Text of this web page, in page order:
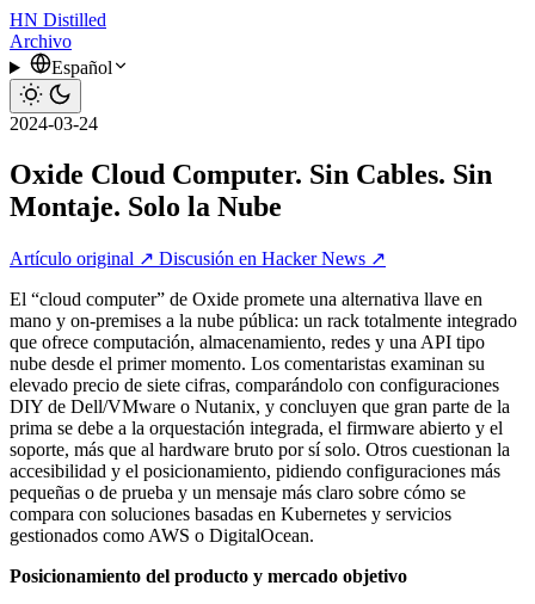
HN Distilled
Archivo
Español
2024-03-24
Oxide Cloud Computer. Sin Cables. Sin
Montaje. Solo la Nube
Artículo original ↗ Discusión en Hacker News ↗
El “cloud computer” de Oxide promete una alternativa llave en
mano y on‑premises a la nube pública: un rack totalmente integrado
que ofrece computación, almacenamiento, redes y una API tipo
nube desde el primer momento. Los comentaristas examinan su
elevado precio de siete cifras, comparándolo con configuraciones
DIY de Dell/VMware o Nutanix, y concluyen que gran parte de la
prima se debe a la orquestación integrada, el firmware abierto y el
soporte, más que al hardware bruto por sí solo. Otros cuestionan la
accesibilidad y el posicionamiento, pidiendo configuraciones más
pequeñas o de prueba y un mensaje más claro sobre cómo se
compara con soluciones basadas en Kubernetes y servicios
gestionados como AWS o DigitalOcean.
Posicionamiento del producto y mercado objetivo